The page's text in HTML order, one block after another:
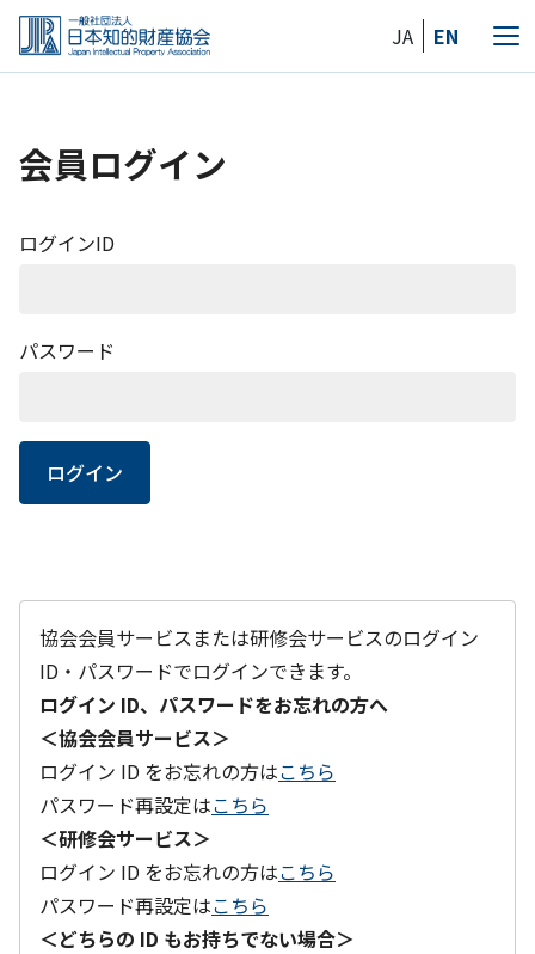
Skip
the
JA EN
メ
会員ログイン
ログインID
パスワード
ログイン
協会会員サービスまたは研修会サービスのログイン
ID・パスワードでログインできます。
ログイン ID、パスワードをお忘れの方へ
＜協会会員サービス＞
ログイン ID をお忘れの方はこちら
パスワード再設定はこちら
＜研修会サービス＞
ログイン ID をお忘れの方はこちら
パスワード再設定はこちら
＜どちらの ID もお持ちでない場合＞